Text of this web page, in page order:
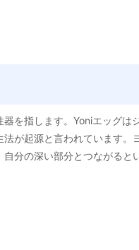
を指します。Yoniエッグは
が起源と言われています。
分の深い部分とつながると